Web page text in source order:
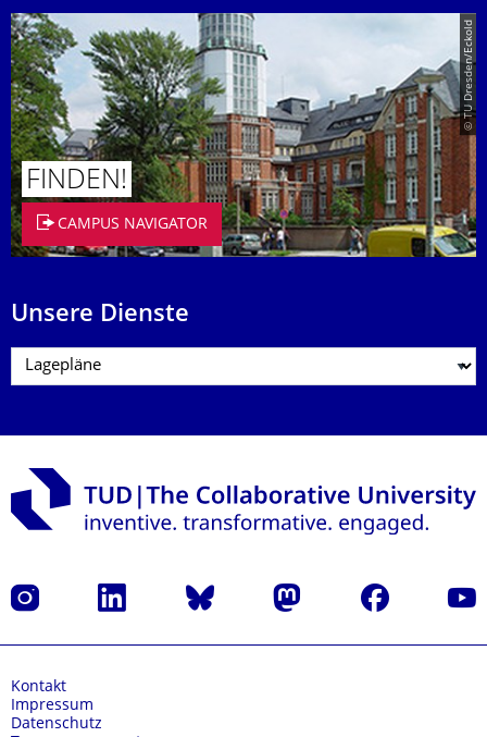
© TU Dresden/Eckold
FINDEN!
CAMPUS NAVIGATOR
Unsere Dienste
Instagram LinkedIn Bluesky Mastodon Facebook
Kontakt
Impressum
Datenschutz